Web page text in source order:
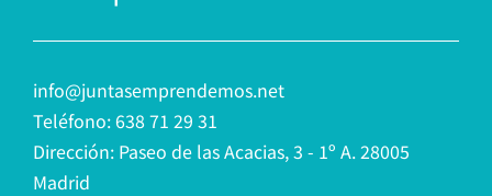
info@juntasemprendemos.net
Teléfono: 638 71 29 31
Dirección: Paseo de las Acacias, 3 - 1º A. 28005
Madrid